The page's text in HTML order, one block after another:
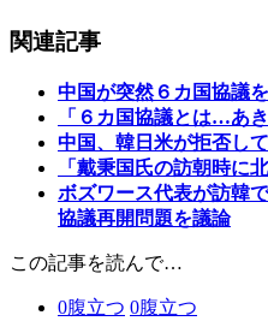
関連記事
中国が突然６カ国協議
「６カ国協議とは…
中国、韓日米が拒否し
「戴秉国氏の訪朝時に
ボズワース代表が訪韓
協議再開問題を議論
この記事を読んで…
0腹立つ 0腹立つ